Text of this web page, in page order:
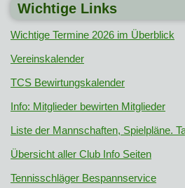
Wichtige Links
Wichtige Termine 2026 im Überblick
Vereinskalender
TCS Bewirtungskalender
Info: Mitglieder bewirten Mitglieder
Liste der Mannschaften, Spielpläne.
Übersicht aller Club Info Seiten
Tennisschläger Bespannservice